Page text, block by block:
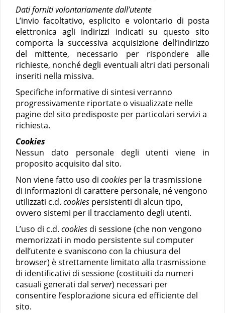
Dati forniti volontariamente dall’utente
L’invio facoltativo, esplicito e volontario di posta
elettronica agli indirizzi indicati su questo sito
comporta la successiva acquisizione dell’indirizzo
del mittente, necessario per rispondere alle
richieste, nonché degli eventuali altri dati personali
inseriti nella missiva.
Specifiche informative di sintesi verranno
progressivamente riportate o visualizzate nelle
pagine del sito predisposte per particolari servizi a
richiesta.
Cookies
Nessun dato personale degli utenti viene in
proposito acquisito dal sito.
Non viene fatto uso di cookies per la trasmissione
di informazioni di carattere personale, né vengono
utilizzati c.d. cookies persistenti di alcun tipo,
ovvero sistemi per il tracciamento degli utenti.
L’uso di c.d. cookies di sessione (che non vengono
memorizzati in modo persistente sul computer
dell’utente e svaniscono con la chiusura del
browser) è strettamente limitato alla trasmissione
di identificativi di sessione (costituiti da numeri
casuali generati dal server) necessari per
consentire l’esplorazione sicura ed efficiente del
sito.